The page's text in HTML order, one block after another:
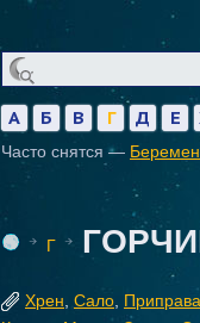
А Б В Г Д Е
Часто снятся —
Г
Хрен Сало Приправа